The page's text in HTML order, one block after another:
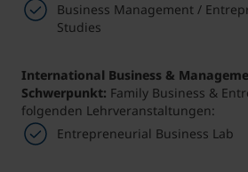
Business Management /
Studies
International Business &
Schwerpunkt: Family Business &
folgenden Lehrveranstaltungen:
Entrepreneurial Business Lab